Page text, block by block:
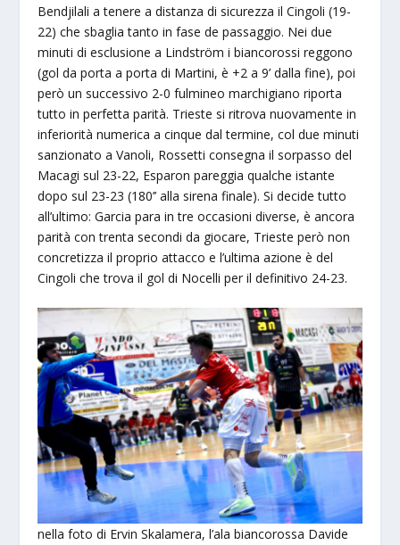
Bendjilali a tenere a distanza di sicurezza il Cingoli (19-
22) che sbaglia tanto in fase de passaggio. Nei due
minuti di esclusione a Lindström i biancorossi reggono
(gol da porta a porta di Martini, è +2 a 9’ dalla fine), poi
però un successivo 2-0 fulmineo marchigiano riporta
tutto in perfetta parità. Trieste si ritrova nuovamente in
inferiorità numerica a cinque dal termine, col due minuti
sanzionato a Vanoli, Rossetti consegna il sorpasso del
Macagi sul 23-22, Esparon pareggia qualche istante
dopo sul 23-23 (180’’ alla sirena finale). Si decide tutto
all’ultimo: Garcia para in tre occasioni diverse, è ancora
parità con trenta secondi da giocare, Trieste però non
concretizza il proprio attacco e l’ultima azione è del
Cingoli che trova il gol di Nocelli per il definitivo 24-23.
nella foto di Ervin Skalamera, l’ala biancorossa Davide